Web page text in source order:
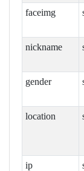
faceimg
nickname
gender
location
ip